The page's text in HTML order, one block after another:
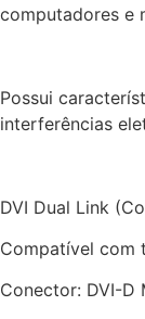
computadores e
Possui
interferências
DVI Dual Link
Compatível com
Conector: DVI-D